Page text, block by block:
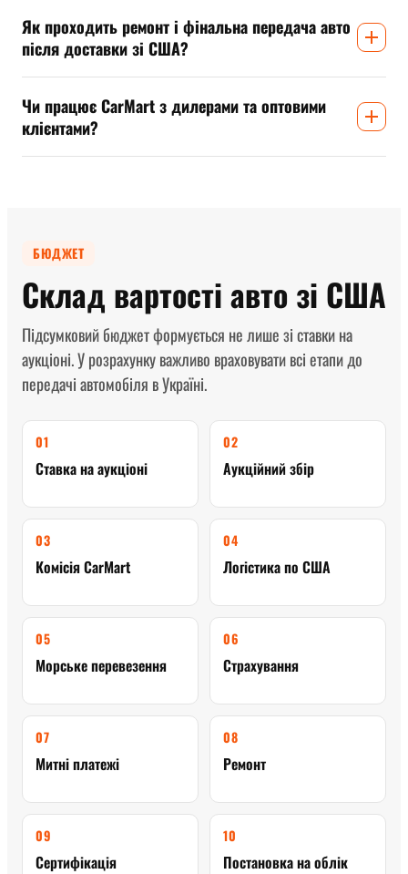
Як проходить ремонт і фінальна передача авто
після доставки зі США?
Чи працює CarMart з дилерами та оптовими
клієнтами?
БЮДЖЕТ
Склад вартості авто зі США
Підсумковий бюджет формується не лише зі ставки на
аукціоні. У розрахунку важливо враховувати всі етапи до
передачі автомобіля в Україні.
01
Ставка на аукціоні
02
Аукційний збір
03
Комісія CarMart
04
Логістика по США
05
Морське перевезення
06
Страхування
07
Митні платежі
08
Ремонт
09
Сертифікація
10
Постановка на облік